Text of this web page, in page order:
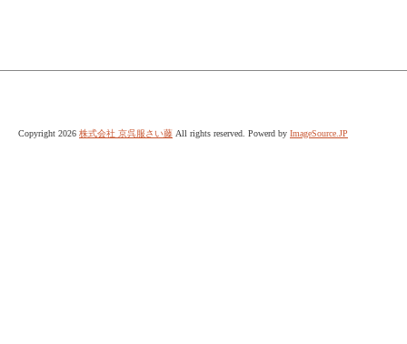
Copyright 2026 株式会社 京呉服さい藤 All rights reserved. Powerd by ImageSource.JP